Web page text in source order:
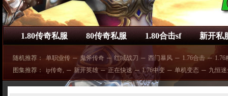
1.80传奇私服 80传奇私服 1.80合击sf 新开私
随机推荐： 单职业传 ─ 鬼斧传奇 ─ 红域战刀 ─ 西门暴风 ─ 1.76合击 ─ 1.76
图集推荐：
ip传奇, ─ 新开英雄 ─ 正在快速 ─ 1.76中变 ─ 单机变态 ─ 九恒迷